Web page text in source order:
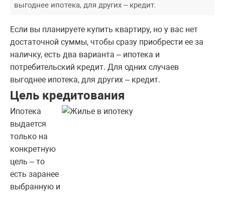
выгоднее ипотека, для других – кредит.
Если вы планируете купить квартиру, но у вас нет
достаточной суммы, чтобы сразу приобрести ее за
наличку, есть два варианта – ипотека и
потребительский кредит. Для одних случаев
выгоднее ипотека, для других – кредит.
Цель кредитования
Ипотека
выдается
только на
конкретную
цель – то
есть заранее
выбранную и